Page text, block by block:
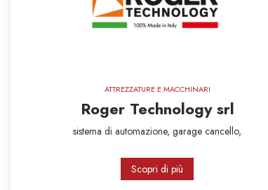
ATTREZZATURE E MACCHINARI
Roger Technology srl
sistema di automazione, garage cancello,
Scopri di più